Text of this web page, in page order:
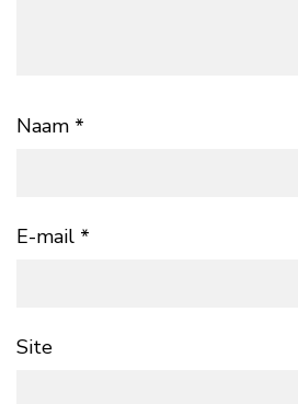
Naam *
E-mail *
Site